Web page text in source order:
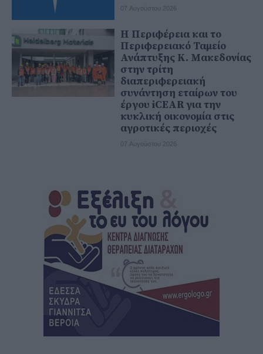
07 Αυγούστου 2026
Η Περιφέρεια και το
Περιφερειακό Ταμείο
Ανάπτυξης Κ. Μακεδονίας
στην τρίτη
διαπεριφερειακή
συνάντηση εταίρων του
έργου iCEAR για την
κυκλική οικονομία στις
αγροτικές περιοχές
07 Αυγούστου 2026